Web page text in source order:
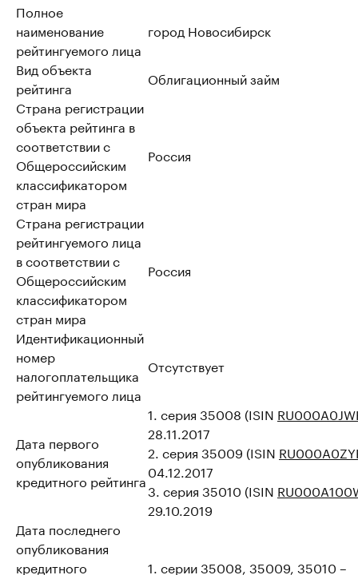
Полное
наименование
рейтингуемого лица
город Новосибирск
Вид объекта
рейтинга
Облигационный займ
Страна регистрации
объекта рейтинга в
соответствии с
Общероссийским
классификатором
стран мира
Россия
Страна регистрации
рейтингуемого лица
в соответствии с
Общероссийским
классификатором
стран мира
Россия
Идентификационный
номер
налогоплательщика
рейтингуемого лица
Отсутствует
Дата первого
опубликования
кредитного рейтинга
1. серия 35008 (ISIN
28.11.2017
2. серия 35009 (ISIN
04.12.2017
3. серия 35010 (ISIN
29.10.2019
Дата последнего
опубликования
кредитного
1. серии 35008, 35009, 35010 –